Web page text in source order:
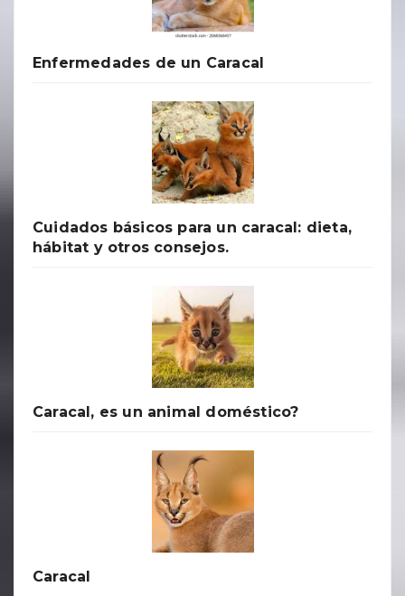
Enfermedades de un Caracal
Cuidados básicos para un caracal: dieta,
hábitat y otros consejos.
Caracal, es un animal doméstico?
Caracal